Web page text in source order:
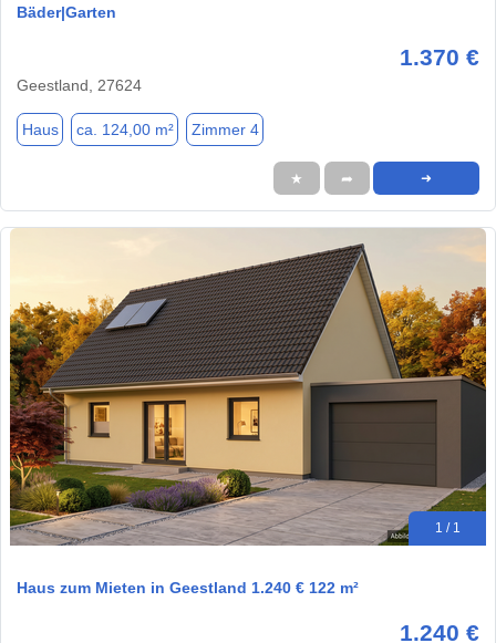
Bäder|Garten
1.370 €
Geestland, 27624
Haus ca. 124,00 m² Zimmer 4
★ ➦ ➜
1 / 1
Haus zum Mieten in Geestland 1.240 € 122 m²
1.240 €